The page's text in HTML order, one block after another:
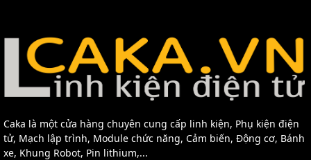
Caka là một cửa hàng chuyên cung cấp linh kiện, Phụ kiện điện
tử, Mạch lập trình, Module chức năng, Cảm biến, Động cơ, Bánh
xe, Khung Robot, Pin lithium,...